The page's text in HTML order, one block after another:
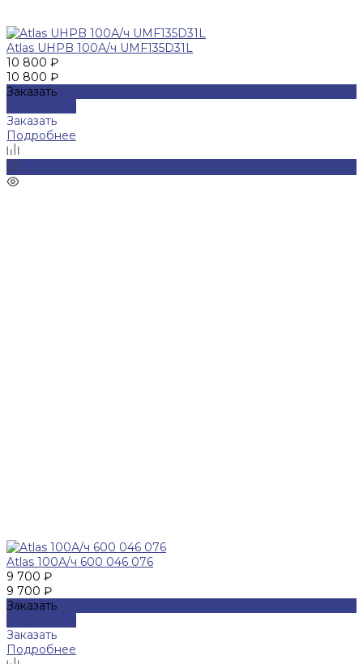
Atlas UHPB 100А/ч UMF135D31L
10 800 ₽
10 800 ₽
Заказать
Заказать
Подробнее
Atlas 100А/ч 600 046 076
9 700 ₽
9 700 ₽
Заказать
Заказать
Подробнее